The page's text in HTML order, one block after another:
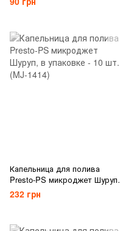
Капельница для полива
Presto-PS микроджет Шуруп,
в упаковке - 10 шт. (MJ-1414)
232 грн